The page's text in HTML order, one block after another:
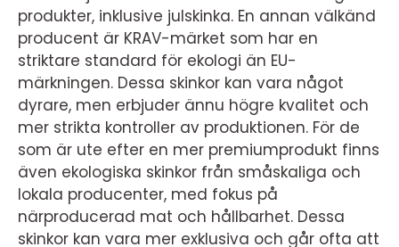
produkter, inklusive julskinka. En annan välkänd
producent är KRAV-märket som har en
striktare standard för ekologi än EU-
märkningen. Dessa skinkor kan vara något
dyrare, men erbjuder ännu högre kvalitet och
mer strikta kontroller av produktionen. För de
som är ute efter en mer premiumprodukt finns
även ekologiska skinkor från småskaliga och
lokala producenter, med fokus på
närproducerad mat och hållbarhet. Dessa
skinkor kan vara mer exklusiva och går ofta att